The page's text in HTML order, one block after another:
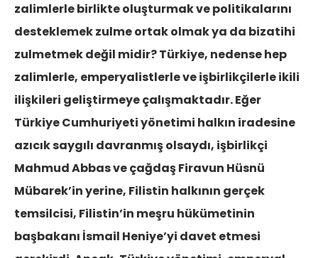
zalimlerle birlikte oluşturmak ve politikalarını
desteklemek zulme ortak olmak ya da bizatihi
zulmetmek değil midir? Türkiye, nedense hep
zalimlerle, emperyalistlerle ve işbirlikçilerle ikili
ilişkileri geliştirmeye çalışmaktadır. Eğer
Türkiye Cumhuriyeti yönetimi halkın iradesine
azıcık saygılı davranmış olsaydı, işbirlikçi
Mahmud Abbas ve çağdaş Firavun Hüsnü
Mübarek’in yerine, Filistin halkının gerçek
temsilcisi, Filistin’in meşru hükümetinin
başbakanı İsmail Heniye’yi davet etmesi